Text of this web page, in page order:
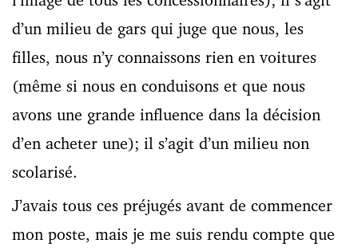
d’un milieu de gars qui juge que nous, les
filles, nous n’y connaissons rien en voitures
(même si nous en conduisons et que nous
avons une grande influence dans la décision
d’en acheter une); il s’agit d’un milieu non
scolarisé.
J’avais tous ces préjugés avant de commencer
mon poste, mais je me suis rendu compte que